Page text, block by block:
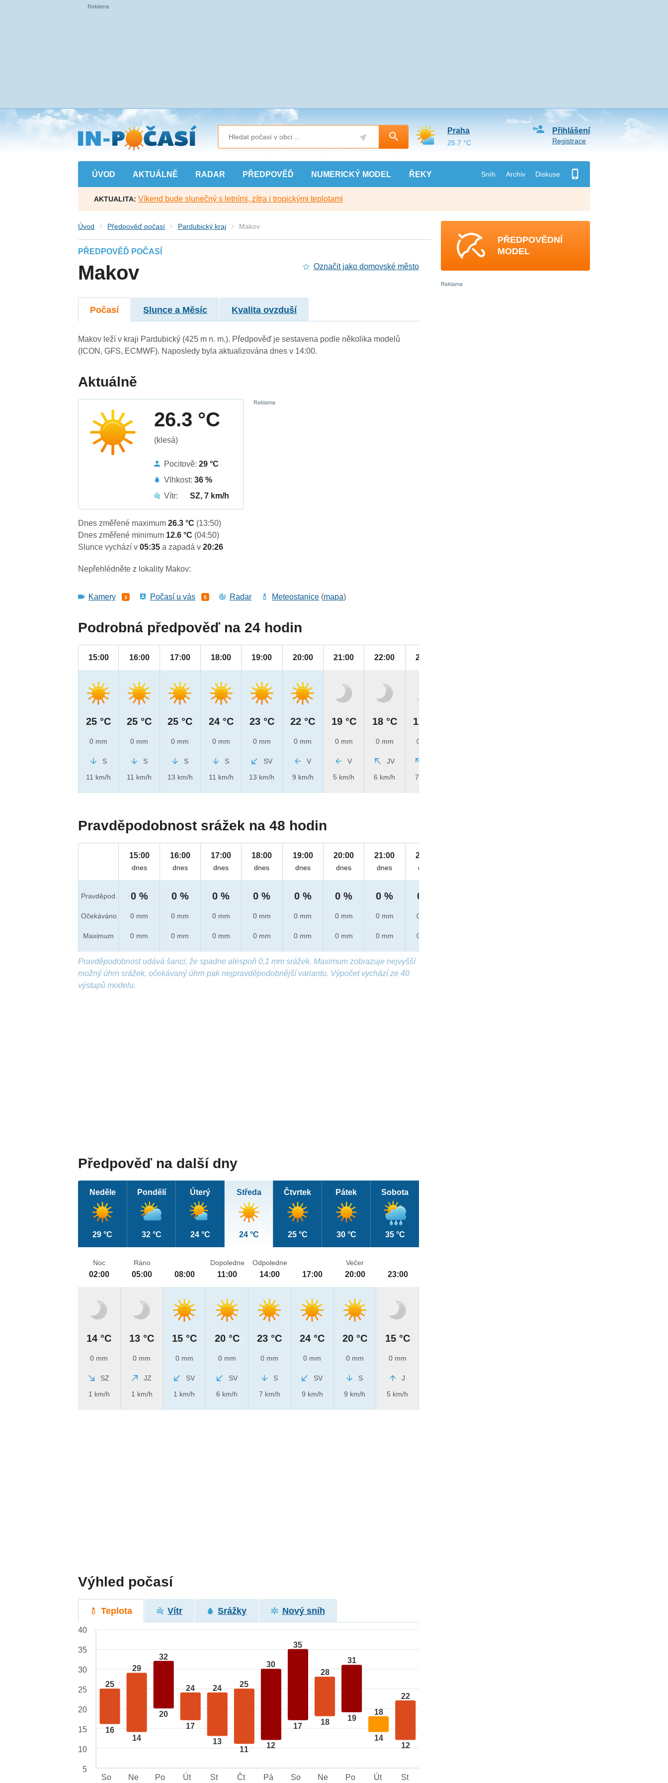
Přejít
na
hlavní
obsah
ÚVOD AKTUÁLNĚ RADAR PŘEDPOVĚĎ NUMERICKÝ MODEL ŘEKY Sníh Archiv Diskuse
Přihlášení
Registrace
Praha
25.7 °C
AKTUALITA: Víkend bude slunečný s letními, zítra i tropickými teplotami
Úvod Předpověď počasí Pardubický kraj Makov
PŘEDPOVĚĎ POČASÍ
Makov Označit jako domovské město
Počasí Slunce a Měsíc Kvalita ovzduší
Makov leží v kraji Pardubický (425 m n. m.). Předpověď je sestavena podle několika modelů
(ICON, GFS, ECMWF). Naposledy byla aktualizována dnes v 14:00.
Aktuálně
26.3 °C
(klesá)
Pocitově:29 °C
Vlhkost:36 %
Vítr:
SZ, 7 km/h
Dnes změřené maximum26.3 °C (13:50)
Dnes změřené minimum 12.6 °C (04:50)
Slunce vychází v05:35a zapadá v20:26
Nepřehlédněte z lokality Makov:
Kamery 3 Počasí u vás 5 Radar Meteostanice (mapa)
Podrobná předpověď na 24 hodin
15:00
25 °C
0 mm
S
11 km/h
16:00
25 °C
0 mm
S
11 km/h
17:00
25 °C
0 mm
S
13 km/h
18:00
24 °C
0 mm
S
11 km/h
19:00
23 °C
0 mm
SV
13 km/h
20:00
22 °C
0 mm
V
9 km/h
21:00
19 °C
0 mm
V
5 km/h
22:00
18 °C
0 mm
JV
6 km/h
23:00
17 °C
0 mm
7 km/h
Pravděpodobnost srážek na 48 hodin
Pravděpod.
Očekáváno
Maximum
15:00
dnes
0 %
0 mm
0 mm
16:00
dnes
0 %
0 mm
0 mm
17:00
dnes
0 %
0 mm
0 mm
18:00
dnes
0 %
0 mm
0 mm
19:00
dnes
0 %
0 mm
0 mm
20:00
dnes
0 %
0 mm
0 mm
21:00
dnes
0 %
0 mm
0 mm
22:00
dnes
0 %
0 mm
0 mm
Pravděpodobnost udává šanci, že spadne alespoň 0,1 mm srážek. Maximum zobrazuje nejvyšší
možný úhrn srážek, očekávaný úhrn pak nejpravděpodobnější variantu. Výpočet vychází ze 40
výstupů modelu.
Předpověď na další dny
Neděle
29 °C
Pondělí
32 °C
Úterý
24 °C
Středa
24 °C
Čtvrtek
25 °C
Pátek
30 °C
Sobota
35 °C
Noc
02:00
14 °C
0 mm
SZ
1 km/h
Ráno
05:00
13 °C
0 mm
JZ
1 km/h
08:00
15 °C
0 mm
SV
1 km/h
Dopoledne
11:00
20 °C
0 mm
SV
6 km/h
Odpoledne
14:00
23 °C
0 mm
S
7 km/h
17:00
24 °C
0 mm
SV
9 km/h
Večer
20:00
20 °C
0 mm
S
9 km/h
23:00
15 °C
0 mm
J
5 km/h
Výhled počasí
Teplota Vítr Srážky Nový sníh
25
16
29
14
32
20
24
17
24
13
25
11
30
12
35
17
28
18
31
19
18
14
22
12
40
35
30
25
20
15
10
5
So
Ne Po Út St Čt Pá So Ne Po Út St
PŘEDPOVĚDNÍ
MODEL